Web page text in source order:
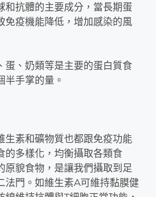
和抗體的主要成分，當長期蛋
免疫機能降低，增加感染的風
蛋、奶類等是主要的蛋白質食
半手掌的量。
生素和礦物質也都跟免疫功能
的多樣化，均衡攝取各類食
原貌食物，是讓我們攝取到足
法門。如維生素A可維持黏膜健